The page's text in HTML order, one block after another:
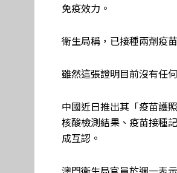
免疫效力。
衛生局稱，已接種兩劑疫
雖然這張證明目前沒有任
中國近日推出其「疫苗護
核酸檢測結果、疫苗接種
成互認。